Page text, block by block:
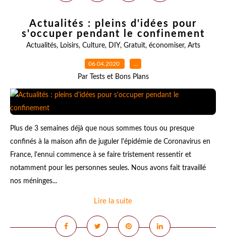
Actualités : pleins d'idées pour
s'occuper pendant le confinement
Actualités, Loisirs, Culture, DIY, Gratuit, économiser, Arts
06.04.2020 …
Par Tests et Bons Plans
Plus de 3 semaines déjà que nous sommes tous ou presque
confinés à la maison afin de juguler l'épidémie de Coronavirus en
France, l'ennui commence à se faire tristement ressentir et
notamment pour les personnes seules. Nous avons fait travaillé
nos méninges...
Lire la suite